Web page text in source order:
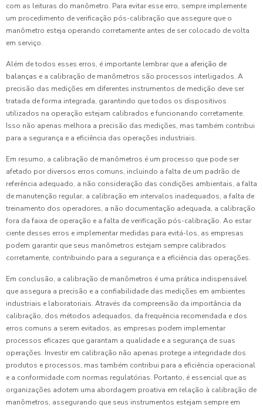
com as leituras do manômetro. Para evitar esse erro, sempre implemente
um procedimento de verificação pós-calibração que assegure que o
manômetro esteja operando corretamente antes de ser colocado de volta
em serviço.
Além de todos esses erros, é importante lembrar que a aferição de
balanças e a calibração de manômetros são processos interligados. A
precisão das medições em diferentes instrumentos de medição deve ser
tratada de forma integrada, garantindo que todos os dispositivos
utilizados na operação estejam calibrados e funcionando corretamente.
Isso não apenas melhora a precisão das medições, mas também contribui
para a segurança e a eficiência das operações industriais.
Em resumo, a calibração de manômetros é um processo que pode ser
afetado por diversos erros comuns, incluindo a falta de um padrão de
referência adequado, a não consideração das condições ambientais, a falta
de manutenção regular, a calibração em intervalos inadequados, a falta de
treinamento dos operadores, a não documentação adequada, a calibração
fora da faixa de operação e a falta de verificação pós-calibração. Ao estar
ciente desses erros e implementar medidas para evitá-los, as empresas
podem garantir que seus manômetros estejam sempre calibrados
corretamente, contribuindo para a segurança e a eficiência das operações.
Em conclusão, a calibração de manômetros é uma prática indispensável
que assegura a precisão e a confiabilidade das medições em ambientes
industriais e laboratoriais. Através da compreensão da importância da
calibração, dos métodos adequados, da frequência recomendada e dos
erros comuns a serem evitados, as empresas podem implementar
processos eficazes que garantam a qualidade e a segurança de suas
operações. Investir em calibração não apenas protege a integridade dos
produtos e processos, mas também contribui para a eficiência operacional
e a conformidade com normas regulatórias. Portanto, é essencial que as
organizações adotem uma abordagem proativa em relação à calibração de
manômetros, assegurando que seus instrumentos estejam sempre em